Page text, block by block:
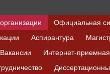
Официальная
Аспирантура
Вакансии
Интернет-приемная